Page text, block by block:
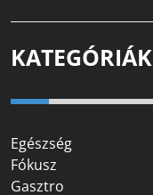
KATEGÓRIÁK
Egészség
Fókusz
Gasztro